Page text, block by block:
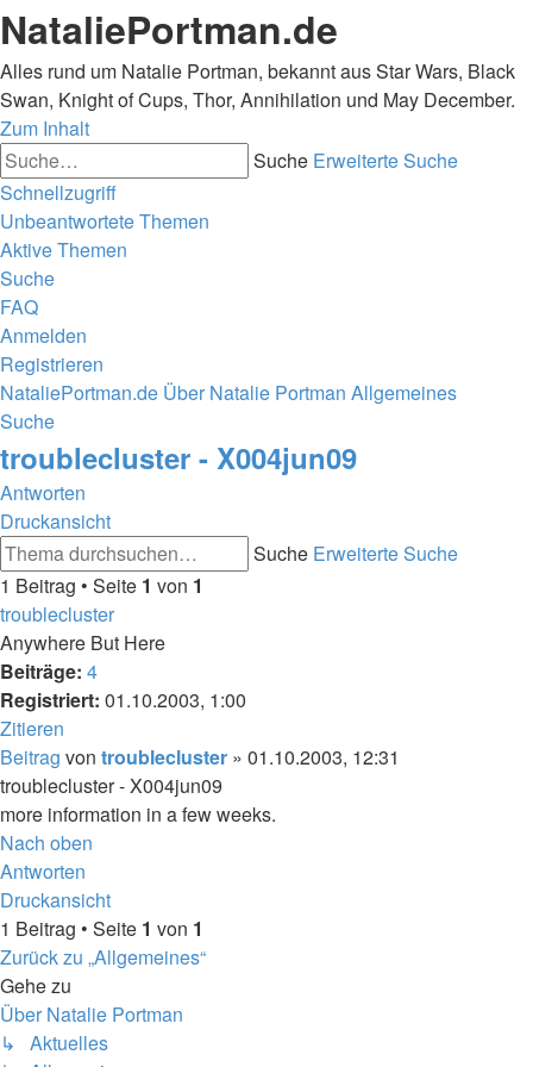
NataliePortman.de
Alles rund um Natalie Portman, bekannt aus Star Wars, Black
Swan, Knight of Cups, Thor, Annihilation und May December.
Zum Inhalt
Suche Erweiterte Suche
Schnellzugriff
Unbeantwortete Themen
Aktive Themen
Suche
FAQ
Anmelden
Registrieren
NataliePortman.de Über Natalie Portman Allgemeines
Suche
troublecluster - X004jun09
Antworten
Druckansicht
Suche Erweiterte Suche
1 Beitrag • Seite 1 von 1
troublecluster
Anywhere But Here
Beiträge: 4
Registriert: 01.10.2003, 1:00
Zitieren
Beitrag von troublecluster » 01.10.2003, 12:31
troublecluster - X004jun09
more information in a few weeks.
Nach oben
Antworten
Druckansicht
1 Beitrag • Seite 1 von 1
Zurück zu „Allgemeines“
Gehe zu
Über Natalie Portman
↳ Aktuelles